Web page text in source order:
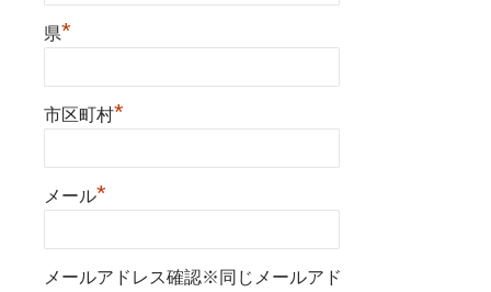
県*
市区町村*
メール*
メールアドレス確認※同じメールアド